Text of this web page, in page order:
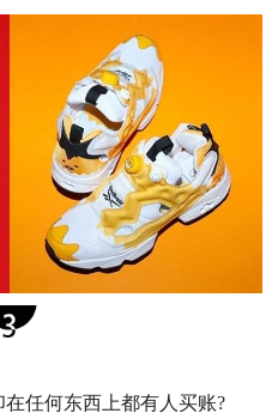
任何东西上都有人买账?